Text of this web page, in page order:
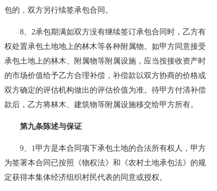
包的，双方另行续签承包合同。
8、2承包期满如双方没有继续签订承包合同时，乙方有
权处置承包土地地上的林木等各种附属物。如甲方同意接受
承包土地上的林木、附属物等附属设施，应当按接收资产时
的市场价值给予乙方合理补偿，补偿款以双方协商的价格或
双方确定的评估机构做出的评估价值为准。待甲方付清补偿
款后，乙方将林木、建筑物等附属设施移交给甲方所有。
第九条陈述与保证
9、1甲方是本合同项下承包土地的合法所有权人，甲方
为签署本合同已按照《物权法》和《农村土地承包法》的规
定获得本集体经济组织村民代表的同意或授权。